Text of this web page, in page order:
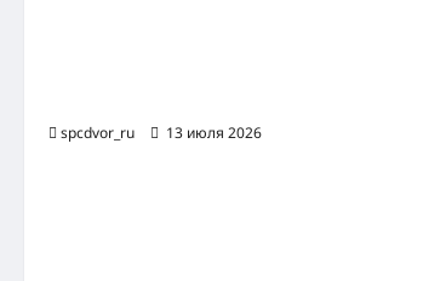
spcdvor_ru
13 июля 2026